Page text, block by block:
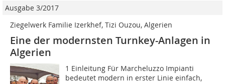
Ausgabe 3/2017
Ziegelwerk Familie Izerkhef, Tizi Ouzou, Algerien
Eine der modernsten Turnkey-Anlagen in
Algerien
1 Einleitung Für Marcheluzzo Impianti
bedeutet modern in erster Linie einfach,